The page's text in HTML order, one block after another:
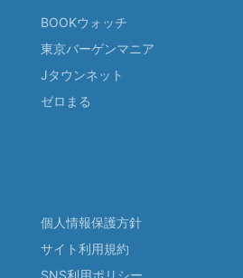
BOOKウォッチ
東京バーゲンマニア
Jタウンネット
ゼロまる
個人情報保護方針
サイト利用規約
SNS利用ポリシー